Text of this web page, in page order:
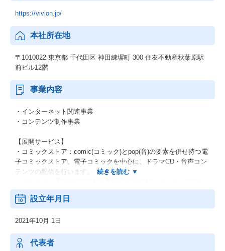
https://vivion.jp/
本社所在地
〒1010022 東京都 千代田区 神田練塀町 300 住友不動産秋葉原駅
前ビル12階
事業内容
・インターネット関連事業
・コンテンツ制作事業
【展開サービス】
・コミックストア：comic(コミック)とpop(音)の要素を併せ持つ電
子コミックストア。電子コミックを中心に、ドラマCD・音声コン
テンツの配信を行います。
けでなく、『バイノーラル音声』の収録にも対応したスタジオ。
・マッチングサービス：作品・プロフィールを登録すれば、企業
※同社は1994年に創立された株式会社エイシスの親会社として202
1年に設立されました。同社に株式会社エイシスの一部事業及び子
設立年月日
2021年10月 1日
代表者